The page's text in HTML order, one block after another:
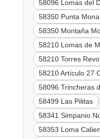
58096 Lomas del
58350 Punta
58350 Montaña
58210 Lomas de
58210 Torres
58210 Artículo 27
58096 Trincheras
58499 Las Pilitas
58341 Simpanio
58353 Loma